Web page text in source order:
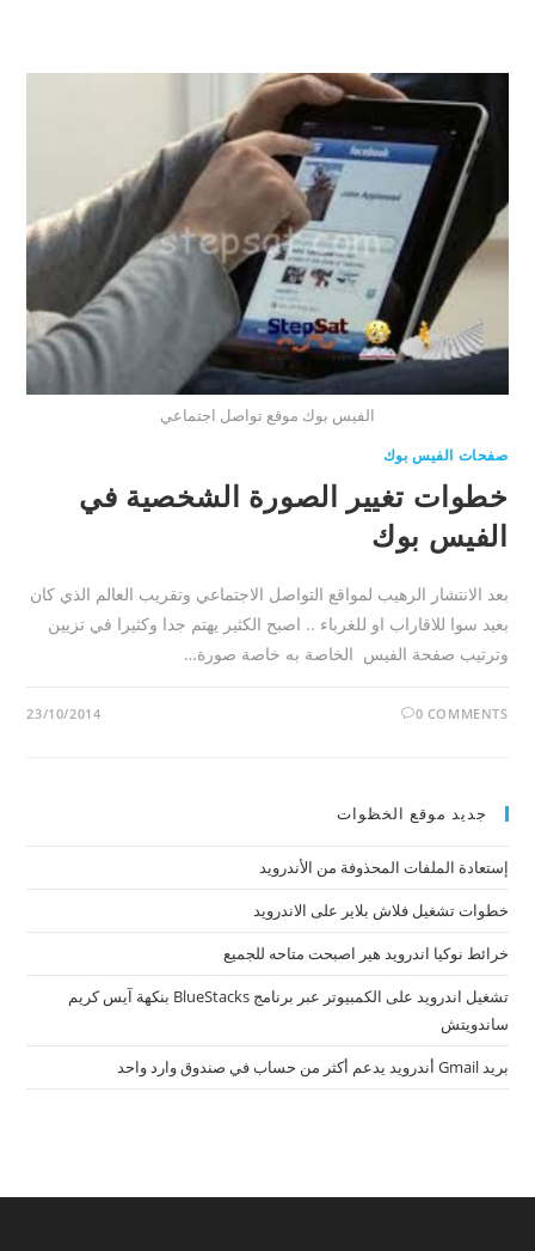
الفيس بوك موقع تواصل اجتماعي
صفحات الفيس بوك
خطوات تغيير الصورة الشخصية في
الفيس بوك
بعد الانتشار الرهيب لمواقع التواصل الاجتماعي وتقريب العالم الذي كان
بعيد سوا للاقاراب او للغرباء .. اصبح الكثير يهتم جدا وكثيرا في تزيين
وترتيب صفحة الفيس الخاصة به خاصة صورة…
0 COMMENTS
23/10/2014
جديد موقع الخظوات
إستعادة الملفات المحذوفة من الأندرويد
خطوات تشغيل فلاش بلاير على الاندرويد
خرائط نوكيا اندرويد هير اصبحت متاحه للجميع
تشغيل اندرويد على الكمبيوتر عبر برنامج BlueStacks بنكهة آيس كريم
ساندويتش
بريد Gmail أندرويد يدعم أكثر من حساب في صندوق وارد واحد